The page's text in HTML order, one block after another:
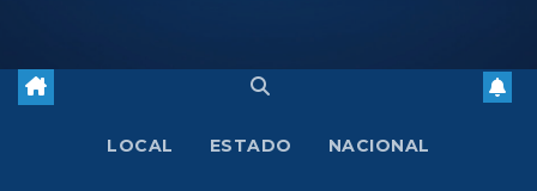
LOCAL ESTADO NACIONAL